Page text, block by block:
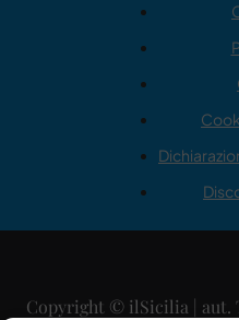
Copyright © ilSicilia | aut.